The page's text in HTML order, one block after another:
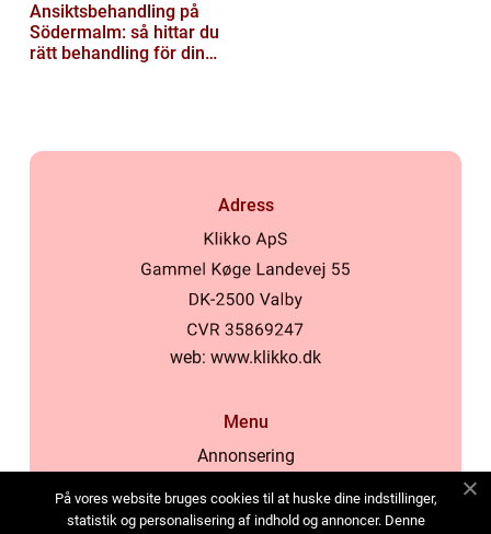
Ansiktsbehandling på
Södermalm: så hittar du
rätt behandling för din
Adress
web: www.klikko.dk
Menu
Annonsering
Cookies
På vores website bruges cookies til at huske dine indstillinger,
statistik og personalisering af indhold og annoncer. Denne